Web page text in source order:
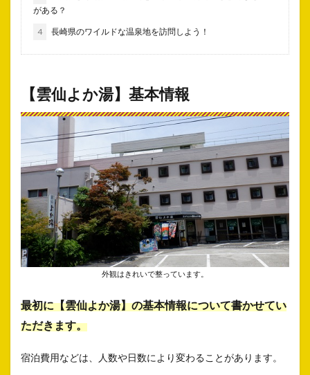
がある？
4 長崎県のワイルドな温泉地を訪問しよう！
【雲仙よか湯】基本情報
外観はきれいで整っています。
最初に【雲仙よか湯】の基本情報について書かせてい
ただきます。
宿泊費用などは、人数や日数により変わることがあります。